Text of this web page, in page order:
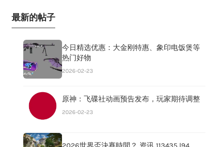
最新的帖子
今日精选优惠：大金刚特惠、象印电饭煲等
热门好物
2026-02-23
原神：飞碟社动画预告发布，玩家期待调整
2026-02-23